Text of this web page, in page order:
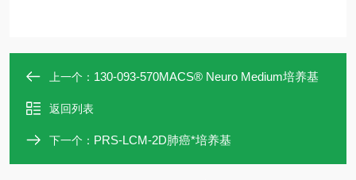
上一个： 130-093-570MACS® Neuro Medium培养基
返回列表
下一个： PRS-LCM-2D肺癌*培养基